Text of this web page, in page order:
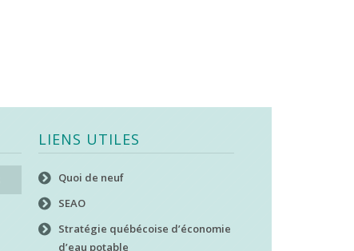
LIENS UTILES
Quoi de neuf
SEAO
Stratégie québécoise d’économie
d’eau potable